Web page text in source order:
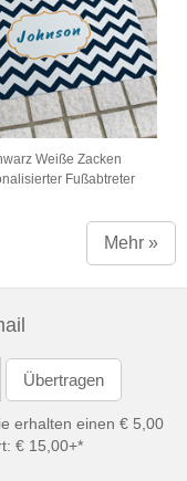
Weiße Zacken
Fußabtreter
Mehr »
erhalten einen € 5,00
€ 15,00+*